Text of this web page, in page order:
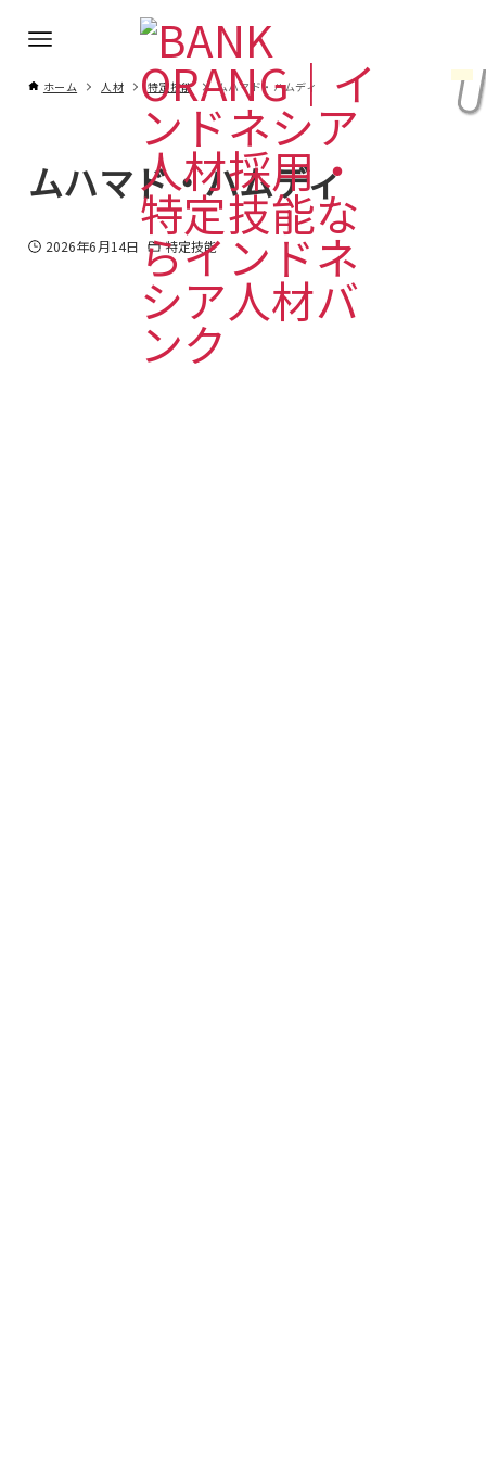
ホーム 人材 特定技能 ムハマド・ハムディ
ムハマド・ハムディ
2026年6月14日 特定技能